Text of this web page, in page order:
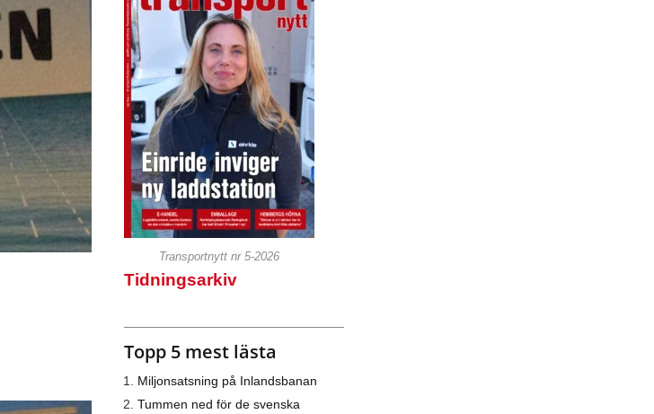
Transportnytt nr 5-2026
Tidningsarkiv
Topp 5 mest lästa
Miljonsatsning på Inlandsbanan
Tummen ned för de svenska